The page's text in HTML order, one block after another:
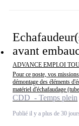
avant
ADVANCE EMPLOI
Pour ce poste, vos
démontage des éléments
matériel d'échafaudage
CDD - Temps plein
Publié il y a plus de 30